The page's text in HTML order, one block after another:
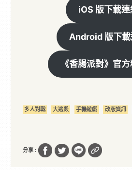
iOS 版下載連
Android 版下載
《香腸派對》官
多人對戰 大逃殺 手機遊戲 改版資訊
分享 :